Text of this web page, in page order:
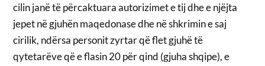
cilin janë të përcaktuara autorizimet e tij dhe e njëjta
jepet në gjuhën maqedonase dhe në shkrimin e saj
cirilik, ndërsa personit zyrtar që flet gjuhë të
qytetarëve që e flasin 20 për qind (gjuha shqipe), e